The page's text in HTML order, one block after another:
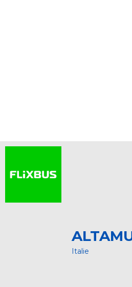
Italie